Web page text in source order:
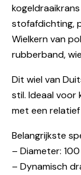
stofafdichting,
Wielkern van
rubberband,
Dit wiel van
stil. Ideaal voor
met een
Belangrijkste
– Diameter:
– Dynamisch